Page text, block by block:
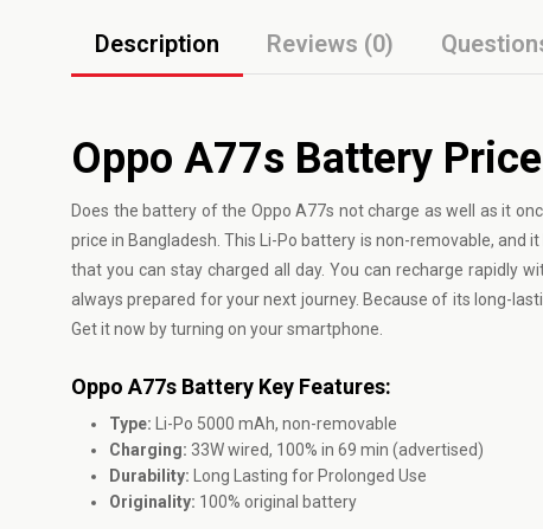
Description Reviews (0)
Oppo A77s Battery
Does the battery of the Oppo A77s not charge as well as it
price in Bangladesh. This Li-Po battery is non-removable,
that you can stay charged all day. You can recharge rapidly
always prepared for your next journey. Because of its long-
Get it now by turning on your smartphone.
Oppo A77s Battery Key Features:
Type: Li-Po 5000 mAh, non-removable
Charging: 33W wired, 100% in 69 min (advertised)
Durability: Long Lasting for Prolonged Use
Originality: 100% original battery